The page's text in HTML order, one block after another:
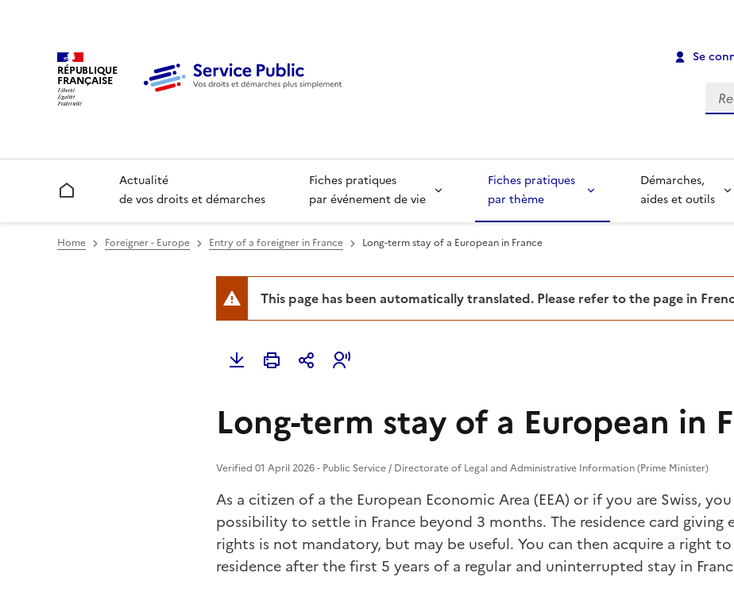
RÉPUBLIQUE
FRANÇAISE
Se
Accueil
Actualité
de vos droits et démarches
Fiches pratiques
par événement de vie
Fiches pratiques
par thème
Démarches,
aides et outils
Home Foreigner - Europe Entry of a foreigner in France Long-term stay of a European in France
This page has been automatically translated. Please refer to the page in
Long-term stay of a European in
Verified 01 April 2026 - Public Service / Directorate of Legal and Administrative Information (Prime Minister)
As a citizen of a the European Economic Area (EEA) or if you are Swiss,
possibility to settle in France beyond 3 months. The residence card
rights is not mandatory, but may be useful. You can then acquire a right
residence after the first 5 years of a regular and uninterrupted stay in